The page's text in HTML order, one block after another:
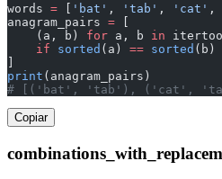
words = 'bat' , 'tab' , 'cat' ,
anagram_pairs =
    (a, b)
for a, b in
    if
sorted (a) == sorted (b)
print (anagram_pairs)
# [('bat', 'tab'), ('cat',
Copiar